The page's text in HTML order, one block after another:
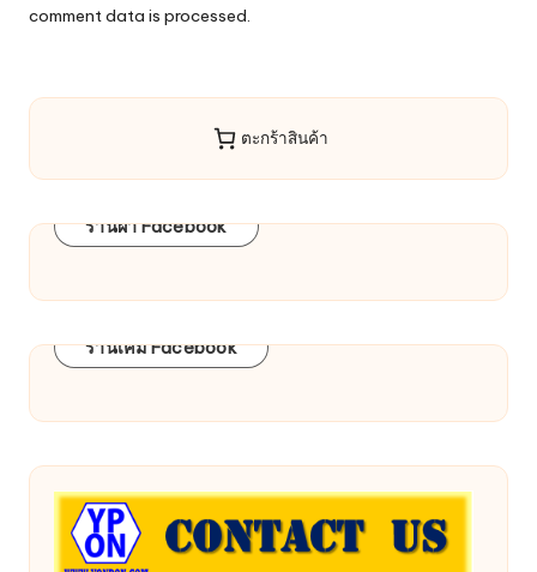
comment data is processed.
ตะกร้าสินค้า
ร้านผ้า Facebook
ร้านเคมี Facebook